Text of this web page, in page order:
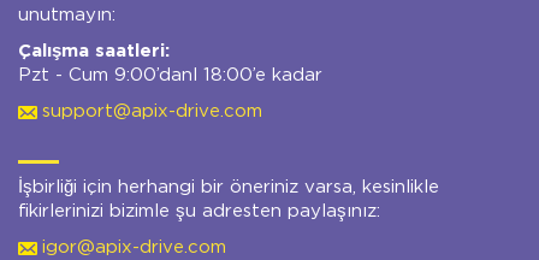
unutmayın:
Çalışma saatleri:
Pzt - Cum 9:00’danl 18:00’e kadar
support@apix-drive.com
İşbirliği için herhangi bir öneriniz varsa, kesinlikle
fikirlerinizi bizimle şu adresten paylaşınız:
igor@apix-drive.com